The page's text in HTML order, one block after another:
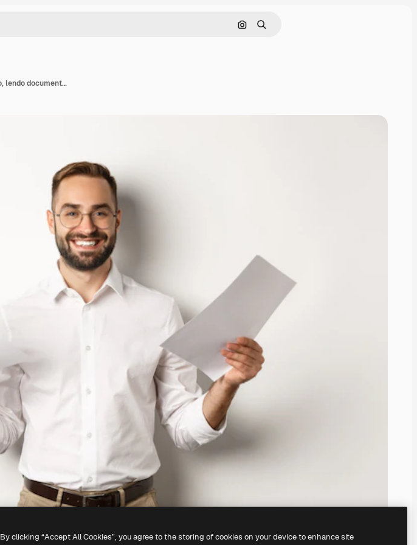
Pesquisar por imagem
Buscar
Chefe satisfeito sorrindo enquanto segura um bom relatório, lendo documentos, em pé
By clicking “Accept All Cookies”, you agree to the storing of cookies on your device to enhance site